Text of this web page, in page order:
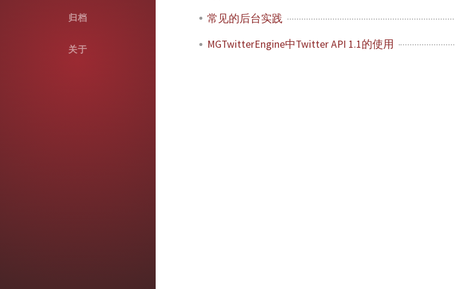
归档
关于
常见的后台实践
MGTwitterEngine中Twitter API 1.1的使用